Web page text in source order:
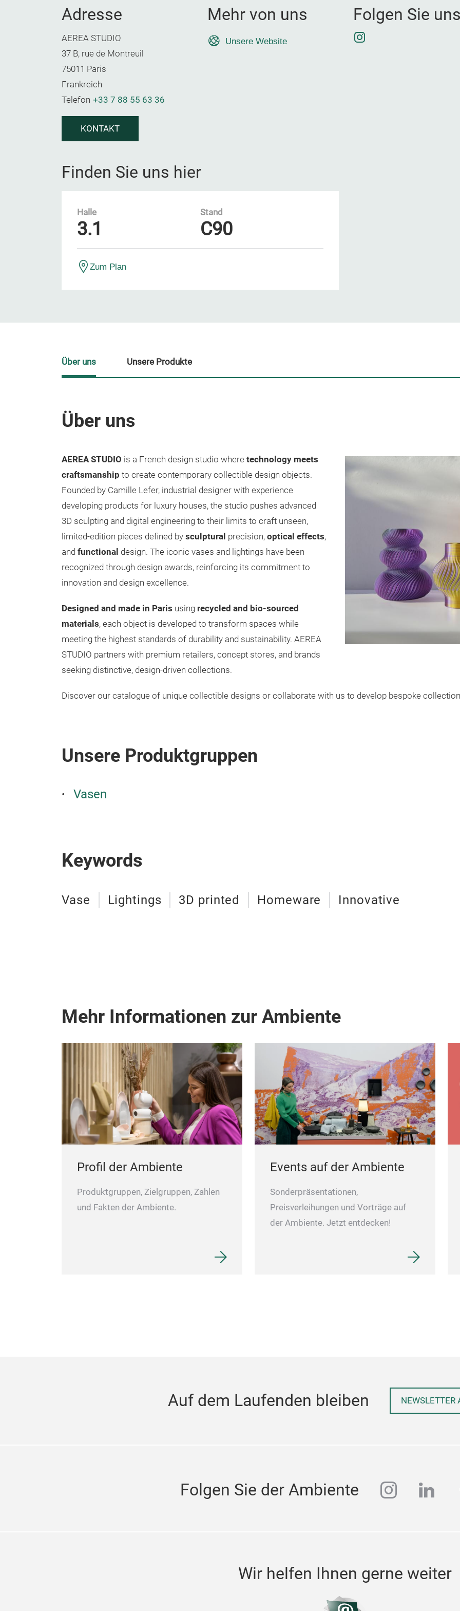
Adresse
AEREA STUDIO
37 B, rue de Montreuil
75011 Paris
Frankreich
Telefon +33 7 88 55 63 36
KONTAKT
Mehr von uns
Unsere Website
Folgen Sie uns
Instagram
Finden Sie uns hier
Halle
3.1
Stand
C90
Zum Plan
Über uns
AEREA STUDIO is a French design studio where technology meets
craftsmanship to create contemporary collectible design objects.
Founded by Camille Lefer, industrial designer with experience
developing products for luxury houses, the studio pushes advanced
3D sculpting and digital engineering to their limits to craft unseen,
limited-edition pieces defined by sculptural precision, optical effects,
and functional design. The iconic vases and lightings have been
recognized through design awards, reinforcing its commitment to
innovation and design excellence.
Designed and made in Paris using recycled and bio-sourced
materials, each object is developed to transform spaces while
meeting the highest standards of durability and sustainability. AEREA
STUDIO partners with premium retailers, concept stores, and brands
seeking distinctive, design-driven collections.
Discover our catalogue of unique collectible designs or collaborate with us to develop bespoke
Unsere Produktgruppen
Vasen
Keywords
Vase Lightings 3D printed Homeware Innovative
Über uns Unsere Produkte
Mehr Informationen zur Ambiente
Profil der Ambiente
Produktgruppen, Zielgruppen, Zahlen
und Fakten der Ambiente.
Events auf der Ambiente
Sonderpräsentationen,
Preisverleihungen und Vorträge auf
der Ambiente. Jetzt entdecken!
Auf dem Laufenden bleiben NEWSLETTER
Folgen Sie der Ambiente
Wir helfen Ihnen gerne weiter